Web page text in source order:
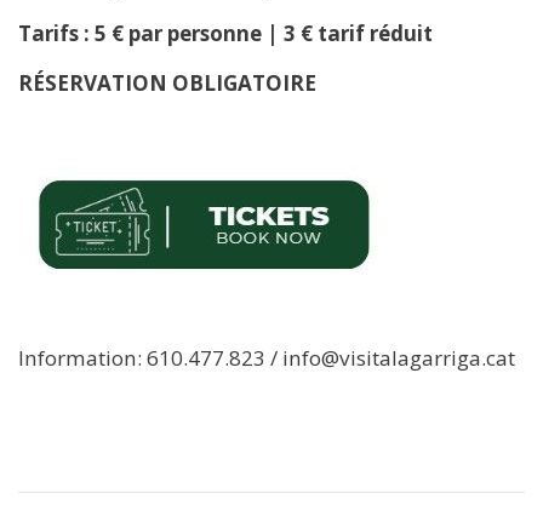
Tarifs : 5 € par personne | 3 € tarif réduit
RÉSERVATION OBLIGATOIRE
Information: 610.477.823 / info@visitalagarriga.cat